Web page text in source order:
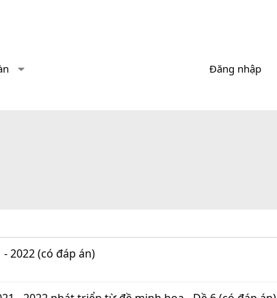
Đăng nhập
2022 (có đáp án)